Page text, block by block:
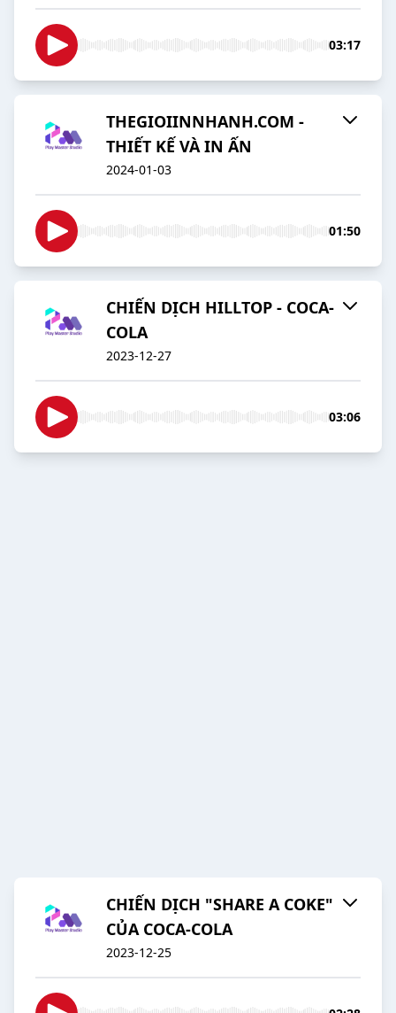
03:17
THEGIOIINNHANH.COM -
THIẾT KẾ VÀ IN ẤN
2024-01-03
01:50
CHIẾN DỊCH HILLTOP - COCA-
COLA
2023-12-27
03:06
CHIẾN DỊCH "SHARE A COKE"
CỦA COCA-COLA
2023-12-25